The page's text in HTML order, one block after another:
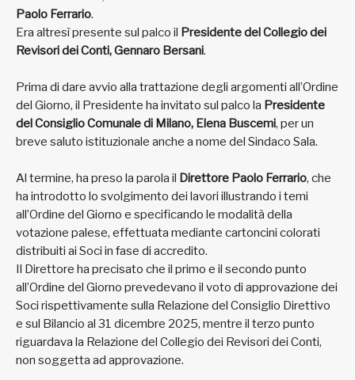
Paolo Ferrario.
Era altresì presente sul palco il Presidente del Collegio dei
Revisori dei Conti, Gennaro Bersani.
Prima di dare avvio alla trattazione degli argomenti all’Ordine
del Giorno, il Presidente ha invitato sul palco la Presidente
del Consiglio Comunale di Milano, Elena Buscemi, per un
breve saluto istituzionale anche a nome del Sindaco Sala.
Al termine, ha preso la parola il Direttore Paolo Ferrario, che
ha introdotto lo svolgimento dei lavori illustrando i temi
all’Ordine del Giorno e specificando le modalità della
votazione palese, effettuata mediante cartoncini colorati
distribuiti ai Soci in fase di accredito.
Il Direttore ha precisato che il primo e il secondo punto
all’Ordine del Giorno prevedevano il voto di approvazione dei
Soci rispettivamente sulla Relazione del Consiglio Direttivo
e sul Bilancio al 31 dicembre 2025, mentre il terzo punto
riguardava la Relazione del Collegio dei Revisori dei Conti,
non soggetta ad approvazione.